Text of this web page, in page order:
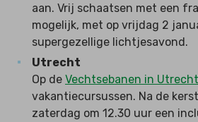
aan. Vrij schaatsen met een
mogelijk, met op vrijdag 2
supergezellige lichtjesavond.
Utrecht
Op de Vechtsebanen in Utrecht
vakantiecursussen. Na de
zaterdag om 12.30 uur een